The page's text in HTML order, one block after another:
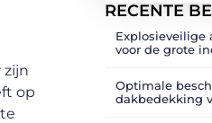
zijn
op
RECENTE
Explosieveilige
voor de grote
Optimale
dakbedekking